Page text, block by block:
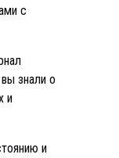
с
знали о
и
и